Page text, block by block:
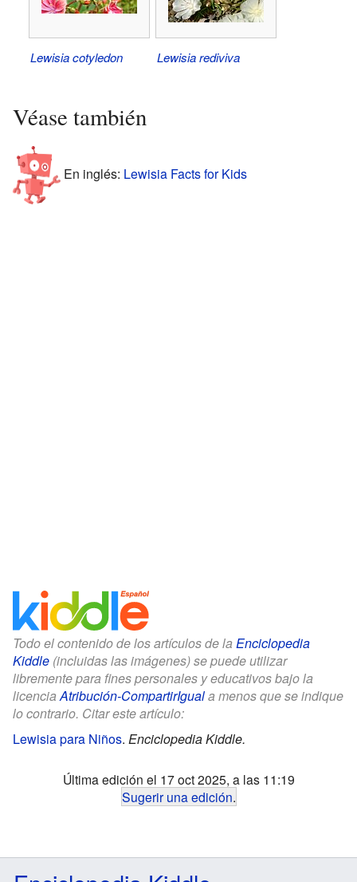
Lewisia cotyledon Lewisia rediviva
Véase también
En inglés: Lewisia Facts for Kids
Todo el contenido de los artículos de la Enciclopedia
Kiddle (incluidas las imágenes) se puede utilizar
libremente para fines personales y educativos bajo la
licenciaAtribución-CompartirIguala menos que se indique
lo contrario. Citar este artículo:
Lewisia para Niños. Enciclopedia Kiddle.
Última edición el 17 oct 2025, a las 11:19
Sugerir una edición.